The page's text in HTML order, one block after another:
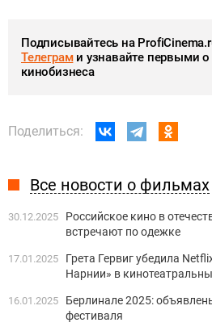
Подписывайтесь на
Телеграми узнавайте первыми о
кинобизнеса
Поделиться:
Все новости о фильмах
30.12.2025
Российское кино в
встречают по одежке
17.01.2025
Грета Гервиг убедила
Нарнии» в
16.01.2025
Берлинале 2025:
фестиваля